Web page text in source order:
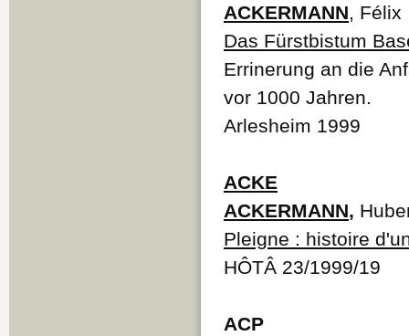
ACKERMANN , Félix
Das Fürstbistum
Errinerung an die
vor 1000 Jahren.
Arlesheim 1999
ACKE
ACKERMANN,
Pleigne : histoire
HÔTÂ 23/1999/19
ACP